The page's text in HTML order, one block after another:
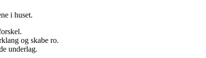
i huset.
og skabe ro.
underlag.